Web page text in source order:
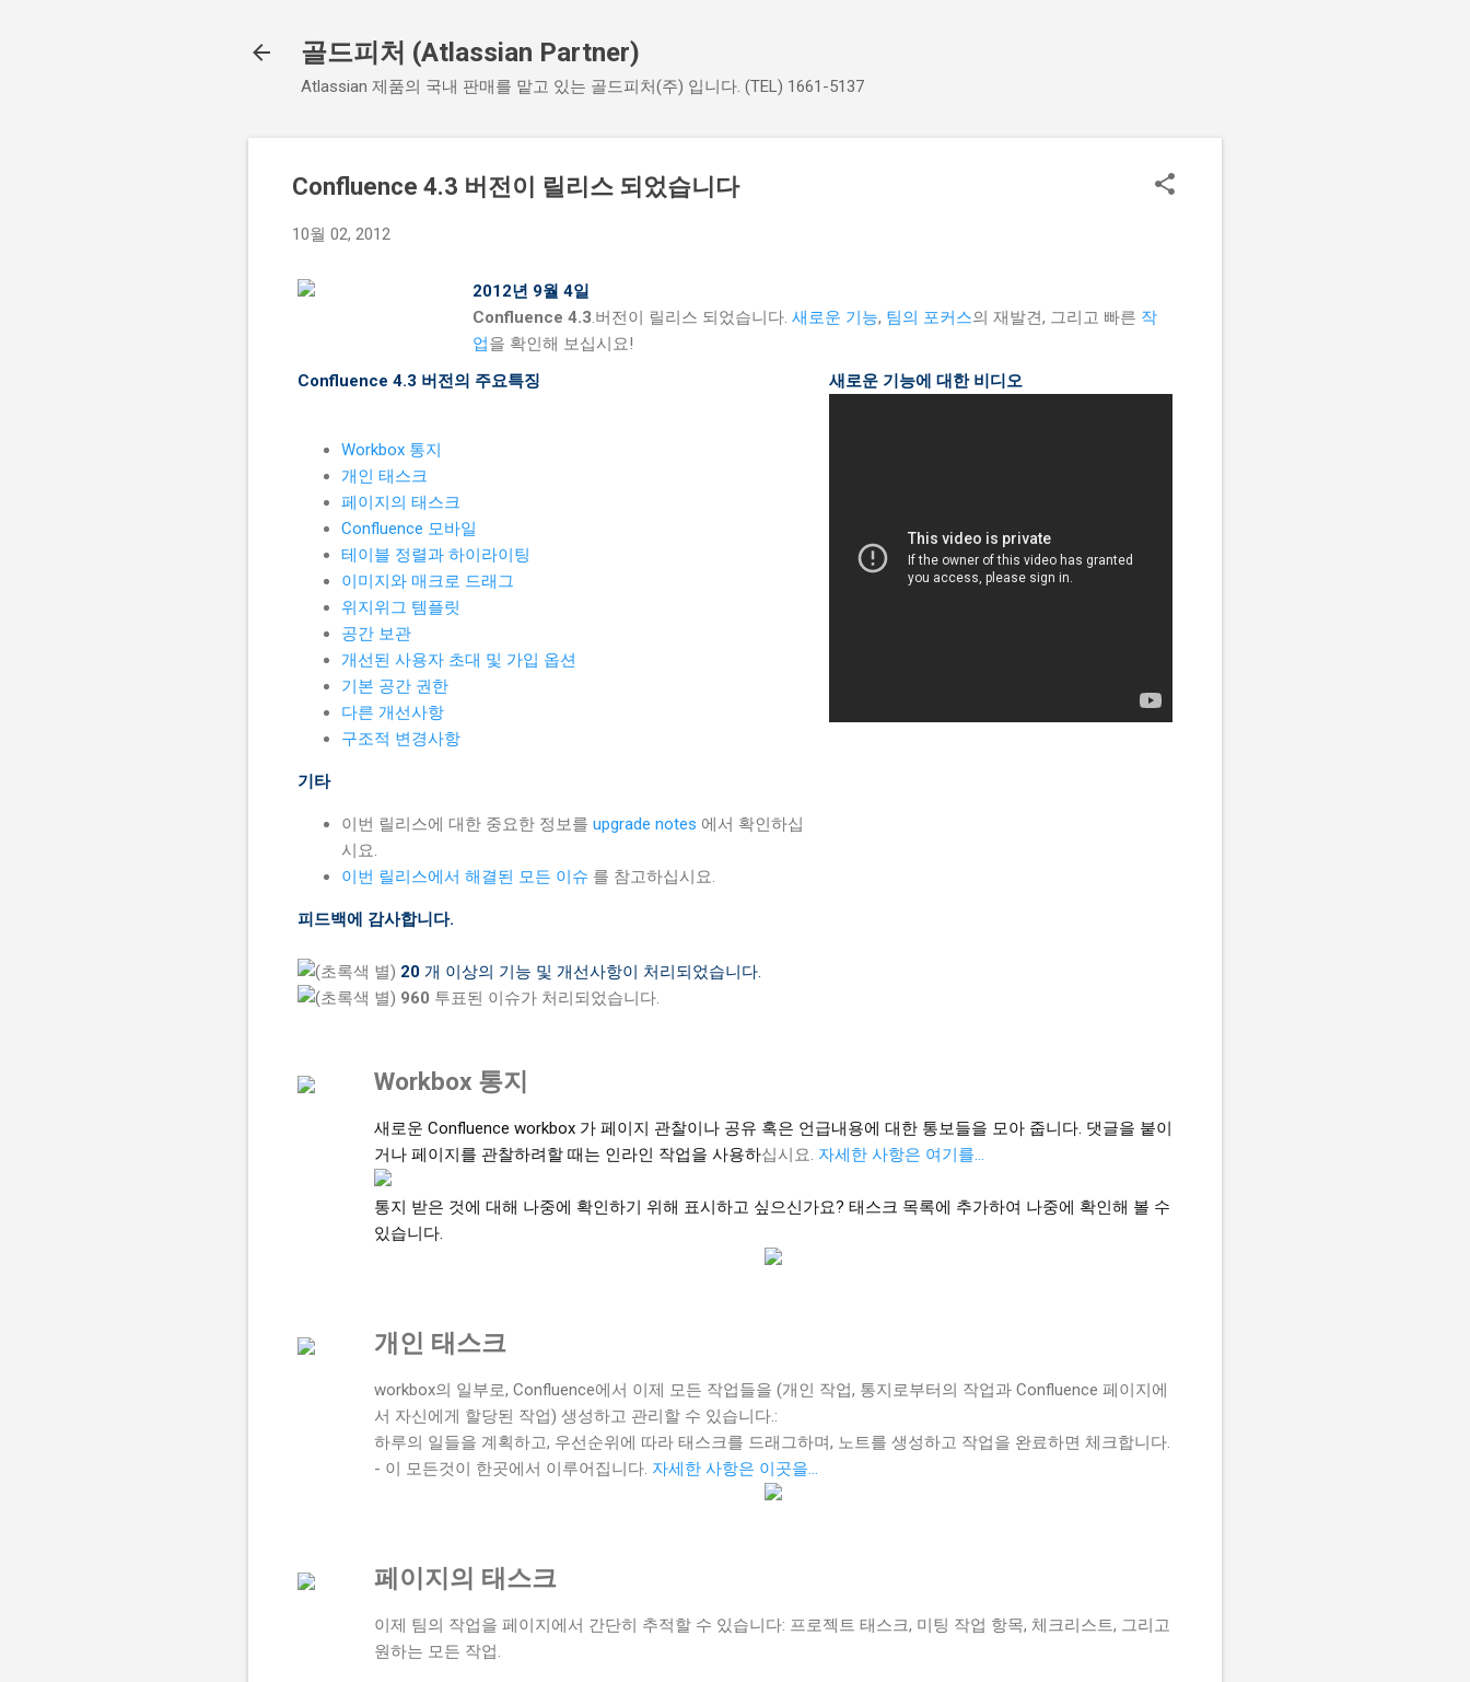
골드피처 (Atlassian Partner)
Atlassian 제품의 국내 판매를 맡고 있는 골드피처(주) 입니다. (TEL) 1661-5137
Confluence 4.3 버전이 릴리스 되었습니다
10월 02, 2012
2012년 9월 4일
Confluence 4.3 .버전이 릴리스 되었습니다. 새로운 기능, 팀의 포커스의 재발견, 그리고 빠른 작
업을 확인해 보십시요!
Confluence 4.3 버전의 주요특징
Workbox 통지
개인 태스크
페이지의 태스크
Confluence 모바일
테이블 정렬과 하이라이팅
이미지와 매크로 드래그
위지위그 템플릿
공간 보관
개선된 사용자 초대 및 가입 옵션
기본 공간 권한
다른 개선사항
구조적 변경사항
기타
이번 릴리스에 대한 중요한 정보를 upgrade notes 에서 확인하십
시요.
이번 릴리스에서 해결된 모든 이슈 를 참고하십시요.
피드백에 감사합니다.
20 개 이상의 기능 및 개선사항이 처리되었습니다.
960 투표된 이슈가 처리되었습니다.
새로운 기능에 대한 비디오
Workbox 통지
새로운 Confluence workbox 가 페이지 관찰이나 공유 혹은 언급내용에 대한 통보들을 모아 줍니다. 댓글을 붙이
거나 페이지를 관찰하려할 때는 인라인 작업을 사용하십시요. 자세한 사항은 여기를...
통지 받은 것에 대해 나중에 확인하기 위해 표시하고 싶으신가요? 태스크 목록에 추가하여 나중에 확인해 볼 수
있습니다.
개인 태스크
workbox의 일부로, Confluence에서 이제 모든 작업들을 (개인 작업, 통지로부터의 작업과 Confluence 페이지에
서 자신에게 할당된 작업) 생성하고 관리할 수 있습니다.:
하루의 일들을 계획하고, 우선순위에 따라 태스크를 드래그하며, 노트를 생성하고 작업을 완료하면 체크합니다.
- 이 모든것이 한곳에서 이루어집니다. 자세한 사항은 이곳을...
페이지의 태스크
이제 팀의 작업을 페이지에서 간단히 추적할 수 있습니다: 프로젝트 태스크, 미팅 작업 항목, 체크리스트, 그리고
원하는 모든 작업.